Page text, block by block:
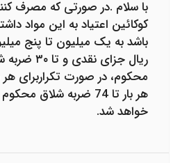
با سلام .در صورتی که مصرف
کوکائین اعتیاد به این مواد
باشد به یک میلیون تا پنج
ریال جزای نقدی و
محکوم، در صورت تکرار‌برای هر
هر بار تا 74 ضربه شلاق محکوم
خواهد شد.